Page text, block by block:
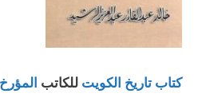
كتاب تاريخ الكويت للكاتب